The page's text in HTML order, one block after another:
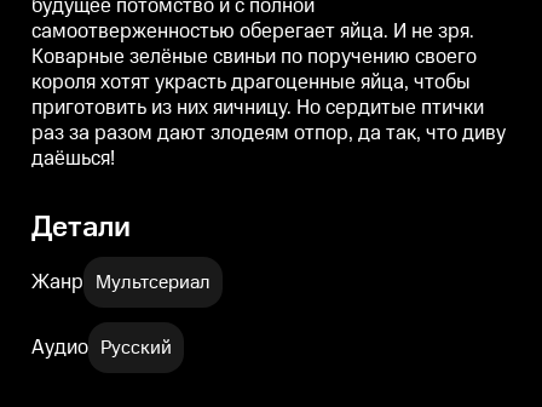
диву даёшься!
диву даёшься!
будущее потомство и с полной
самоотверженностью оберегает яйца. И не зря.
Коварные зелёные свиньи по поручению своего
короля хотят украсть драгоценные яйца, чтобы
приготовить из них яичницу. Но сердитые птички
раз за разом дают злодеям отпор, да так, что диву
даёшься!
Детали
Жанр Мультсериал
Аудио Русский